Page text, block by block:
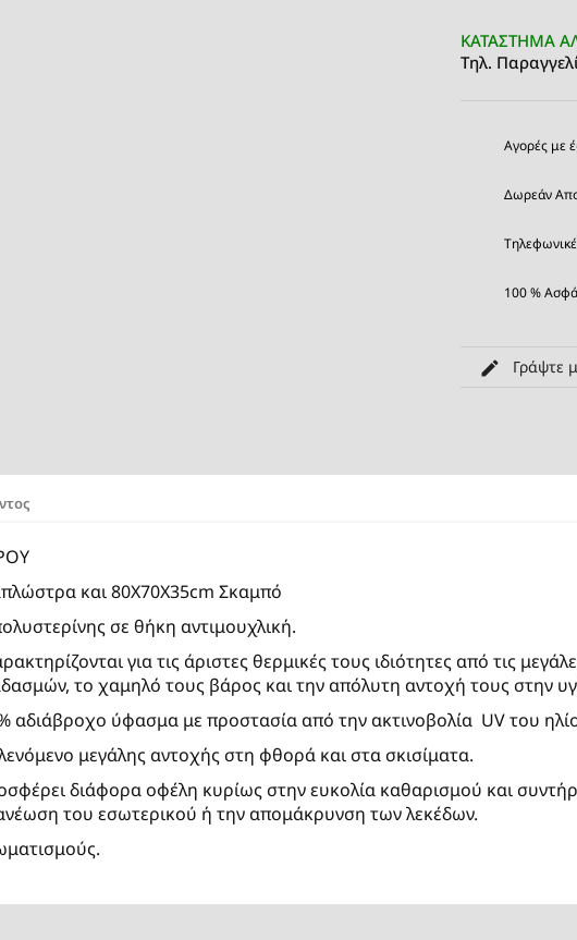
ΚΑΤΑΣΤΗΜΑ
Τηλ.
Αγορές με
Δωρεάν
100 %
Γράψτε
και 80X70X35cm Σκαμπό
σε θήκη αντιμουχλική.
για τις άριστες θερμικές τους ιδιότητες από τις
το χαμηλό τους βάρος και την απόλυτη αντοχή τους στην
αδιάβροχο ύφασμα με προστασία από την ακτινοβολία UV του
μεγάλης αντοχής στη φθορά και στα σκισίματα.
διάφορα οφέλη κυρίως στην ευκολία καθαρισμού και
του εσωτερικού ή την απομάκρυνση των λεκέδων.